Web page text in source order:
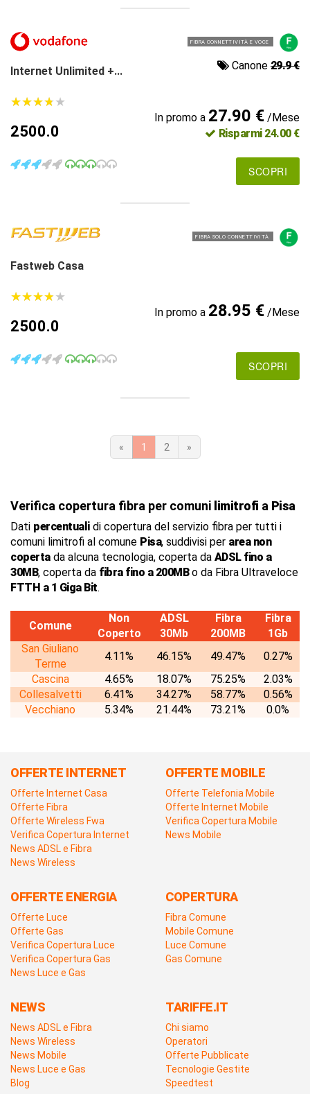
FIBRA CONNETTIVITÀ E VOCE
Internet Unlimited +... Canone 29.9 €
★★★★★
★★★★★
2500.0
In promo a 27.90 €/Mese
Risparmi 24.00 €
SCOPRI
FIBRA SOLO CONNETTIVITÀ
Fastweb Casa
★★★★★
★★★★★
2500.0
In promo a 28.95 €/Mese
SCOPRI
« 1 2 »
Verifica copertura fibra per comuni limitrofi a Pisa
Dati percentualidi copertura del servizio fibra per tutti i
comuni limitrofi al comune Pisa, suddivisi per area non
copertada alcuna tecnologia, coperta da ADSL fino a
30MB, coperta da fibra fino a 200MBo da Fibra Ultraveloce
FTTH a 1 Giga Bit.
Comune
Non
Coperto
ADSL
30Mb
Fibra
200MB
Fibra
1Gb
San Giuliano
Terme
4.11% 46.15% 49.47%
0.27%
Cascina
4.65% 18.07% 75.25%
2.03%
Collesalvetti
6.41% 34.27% 58.77%
0.56%
Vecchiano
5.34% 21.44% 73.21% 0.0%
OFFERTE INTERNET
Offerte Internet Casa
Offerte Fibra
Offerte Wireless Fwa
Verifica Copertura Internet
News ADSL e Fibra
News Wireless
OFFERTE MOBILE
Offerte Telefonia Mobile
Offerte Internet Mobile
Verifica Copertura Mobile
News Mobile
OFFERTE ENERGIA
Offerte Luce
Offerte Gas
Verifica Copertura Luce
Verifica Copertura Gas
News Luce e Gas
COPERTURA
Fibra Comune
Mobile Comune
Luce Comune
Gas Comune
NEWS
News ADSL e Fibra
News Wireless
News Mobile
News Luce e Gas
Blog
TARIFFE.IT
Chi siamo
Operatori
Offerte Pubblicate
Tecnologie Gestite
Speedtest